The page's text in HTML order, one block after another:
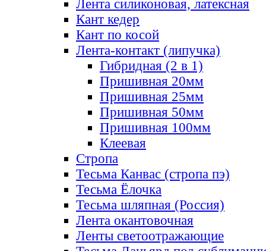
Лента силиконовая, латексная
Кант кедер
Кант по косой
Лента-контакт (липучка)
Гибридная (2 в 1)
Пришивная 20мм
Пришивная 25мм
Пришивная 50мм
Пришивная 100мм
Клеевая
Стропа
Тесьма Канвас (стропа пэ)
Тесьма Ёлочка
Тесьма шляпная (Россия)
Лента окантовочная
Ленты светоотражающие